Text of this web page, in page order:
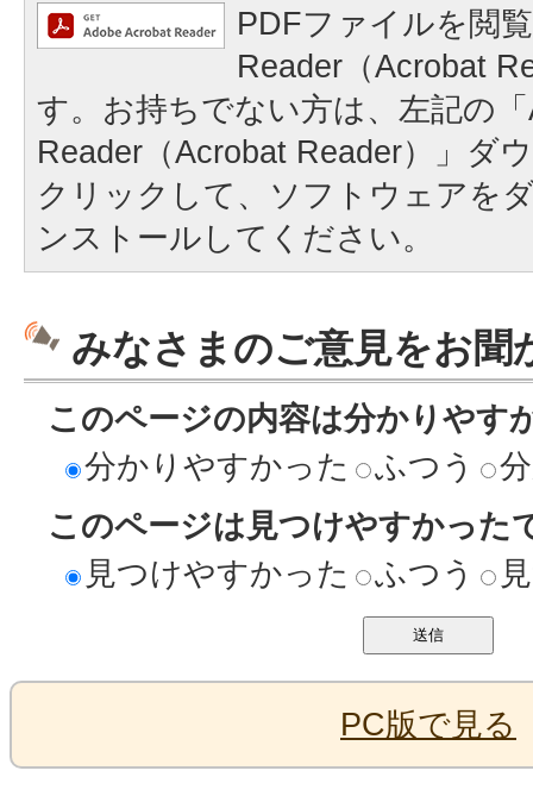
PDFファイルを閲
Reader（Acrobat
す。お持ちでない方は、左記の
Reader（Acrobat Reader）」ダ
クリックして、ソフトウェアを
ンストールしてください。
みなさまのご意見をお聞
このページの内容は分かりやす
分かりやすかった
ふつう
このページは見つけやすかった
見つけやすかった
ふつう
PC版で見る